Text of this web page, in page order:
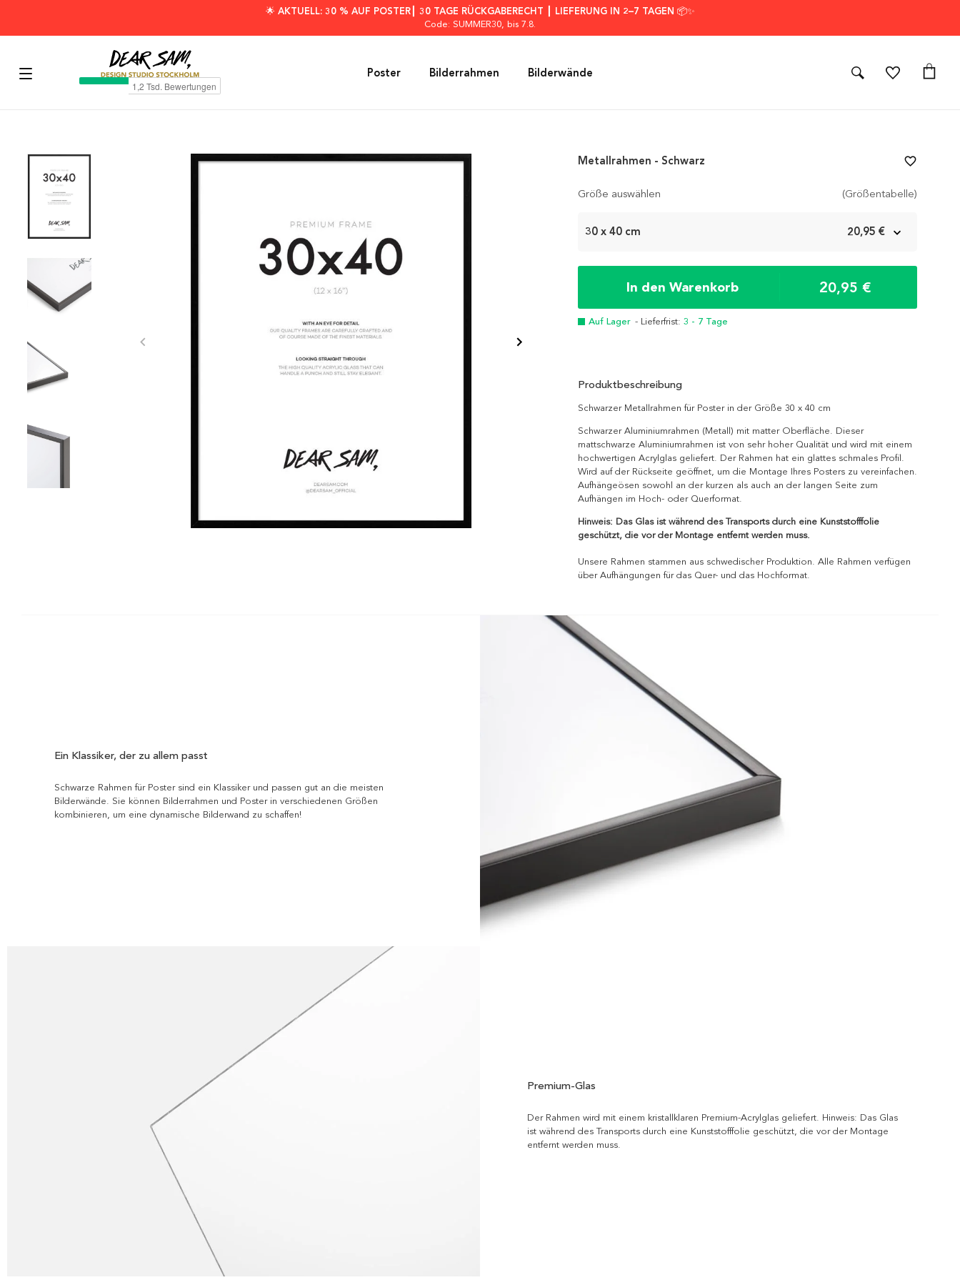
🌟 AKTUELL: 30 % AUF POSTER┃ 30 TAGE RÜCKGABERECHT ┃ LIEFERUNG IN 2–7 TAGEN 📦✨
Code: SUMMER30, bis 7.8.
Poster Bilderrahmen Bilderwände
Größe auswählen (Größentabelle)
30 x 40 cm 20,95 €
In den Warenkorb 20,95 €
Auf Lager - Lieferfrist: 3 - 7 Tage
Metallrahmen - Schwarz favorite_border
Produktbeschreibung
Schwarzer Metallrahmen für Poster in der Größe 30 x 40 cm
Schwarzer Aluminiumrahmen (Metall) mit matter Oberfläche. Dieser
mattschwarze Aluminiumrahmen ist von sehr hoher Qualität und wird mit einem
hochwertigen Acrylglas geliefert. Der Rahmen hat ein glattes schmales Profil.
Wird auf der Rückseite geöffnet, um die Montage Ihres Posters zu vereinfachen.
Aufhängeösen sowohl an der kurzen als auch an der langen Seite zum
Aufhängen im Hoch- oder Querformat.
Hinweis: Das Glas ist während des Transports durch eine Kunststofffolie
geschützt, die vor der Montage entfernt werden muss.
Unsere Rahmen stammen aus schwedischer Produktion. Alle Rahmen verfügen
über Aufhängungen für das Quer- und das Hochformat.
Ein Klassiker, der zu allem passt
Schwarze Rahmen für Poster sind ein Klassiker und passen gut an die meisten
Bilderwände. Sie können Bilderrahmen und Poster in verschiedenen Größen
kombinieren, um eine dynamische Bilderwand zu schaffen!
Premium-Glas
Der Rahmen wird mit einem kristallklaren Premium-Acrylglas geliefert. Hinweis: Das Glas
ist während des Transports durch eine Kunststofffolie geschützt, die vor der Montage
entfernt werden muss.